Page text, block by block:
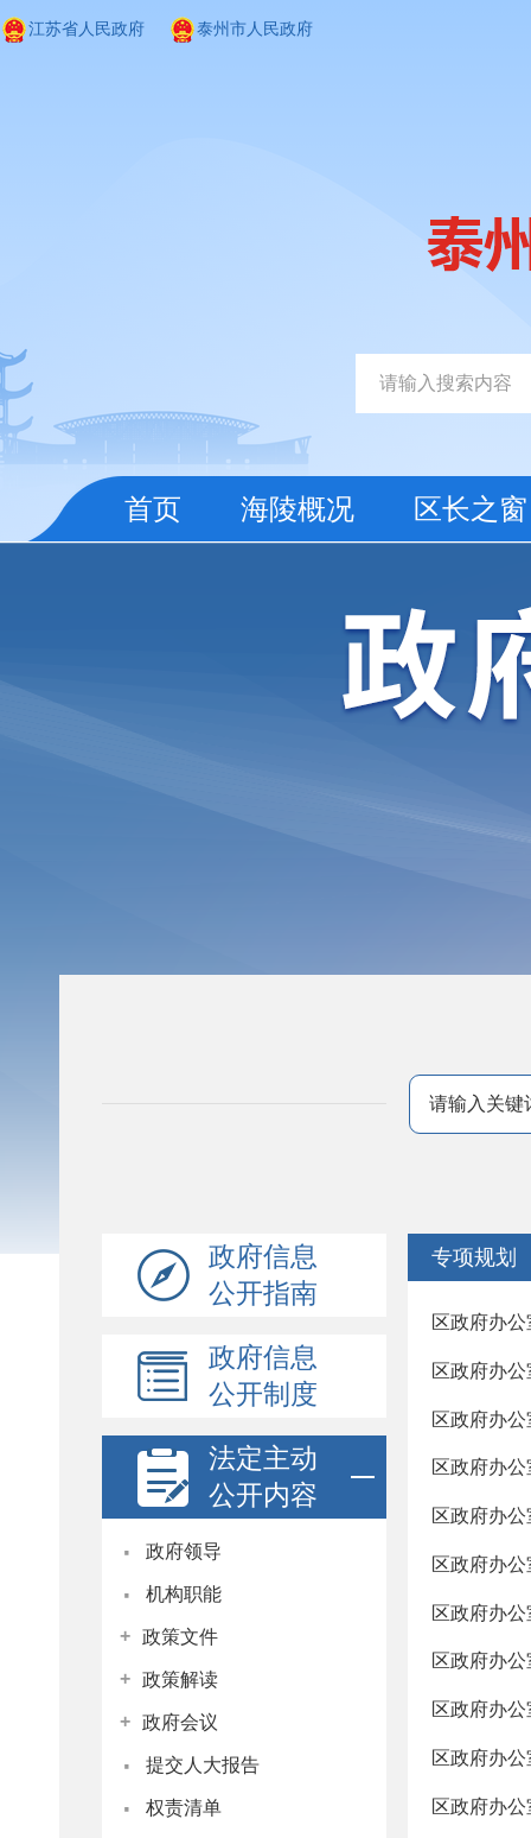
江苏省人民政府 泰州市人民政府
首页 海陵概况 区长之窗
政府信息
公开指南
政府信息
公开制度
法定主动
公开内容
· 政府领导
· 机构职能
+ 政策文件
+ 政策解读
+ 政府会议
· 提交人大报告
· 权责清单
专项规划
区政府办
区政府办
区政府办
区政府办
区政府办
区政府办
区政府办
区政府办
区政府办
区政府办
区政府办